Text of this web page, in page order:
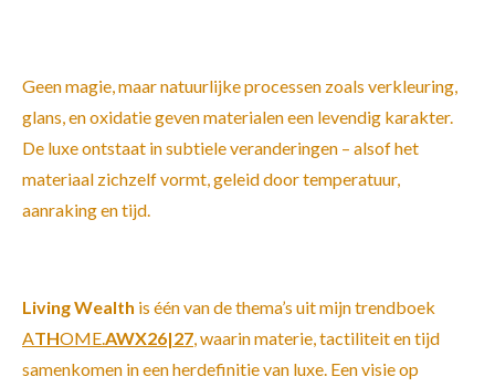
Geen magie, maar natuurlijke processen zoals verkleuring,
glans, en oxidatie geven materialen een levendig karakter.
De luxe ontstaat in subtiele veranderingen – alsof het
materiaal zichzelf vormt, geleid door temperatuur,
aanraking en tijd.
Living Wealth is één van de thema’s uit mijn trendboek
ATHOME.AWX26|27, waarin materie, tactiliteit en tijd
samenkomen in een herdefinitie van luxe. Een visie op